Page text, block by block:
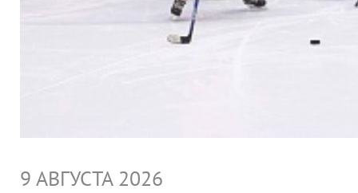
9 АВГУСТА 2026